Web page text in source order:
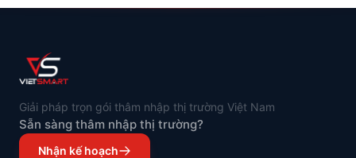
Giải pháp trọn gói thâm nhập thị trường Việt Nam
Sẵn sàng thâm nhập thị trường?
Nhận kế hoạch